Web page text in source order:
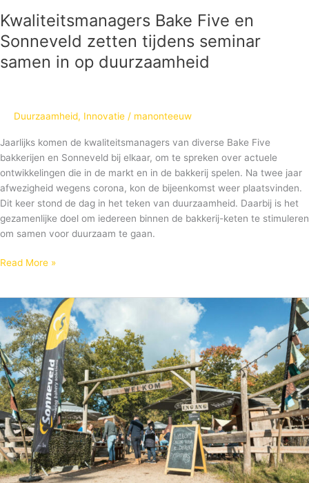
Kwaliteitsmanagers Bake Five en
Sonneveld zetten tijdens seminar
samen in op duurzaamheid
Duurzaamheid, Innovatie / manonteeuw
Jaarlijks komen de kwaliteitsmanagers van diverse Bake Five
bakkerijen en Sonneveld bij elkaar, om te spreken over actuele
ontwikkelingen die in de markt en in de bakkerij spelen. Na twee jaar
afwezigheid wegens corona, kon de bijeenkomst weer plaatsvinden.
Dit keer stond de dag in het teken van duurzaamheid. Daarbij is het
gezamenlijke doel om iedereen binnen de bakkerij-keten te stimuleren
om samen voor duurzaam te gaan.
Read More »
Bakkers
zijn
Klaar
voor
Morgen
dankzij
Puur
voor
de
Bakker
event